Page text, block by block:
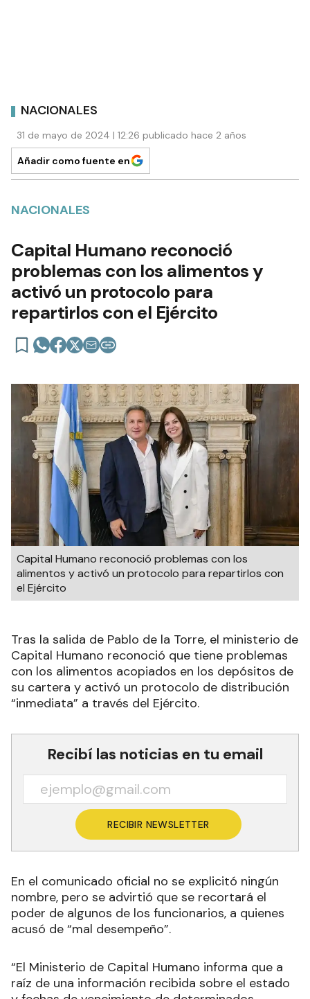
NACIONALES
31 de mayo de 2024 | 12:26 publicado hace 2 años
Añadir como fuente en
NACIONALES
Capital Humano reconoció
problemas con los alimentos y
activó un protocolo para
repartirlos con el Ejército
Capital Humano reconoció problemas con los
alimentos y activó un protocolo para repartirlos con
el Ejército
Tras la salida de Pablo de la Torre, el ministerio de
Capital Humano reconoció que tiene problemas
con los alimentos acopiados en los depósitos de
su cartera y activó un protocolo de distribución
“inmediata” a través del Ejército.
Recibí las noticias en tu email
RECIBIR NEWSLETTER
En el comunicado oficial no se explicitó ningún
nombre, pero se advirtió que se recortará el
poder de algunos de los funcionarios, a quienes
acusó de “mal desempeño”.
“El Ministerio de Capital Humano informa que a
raíz de una información recibida sobre el estado